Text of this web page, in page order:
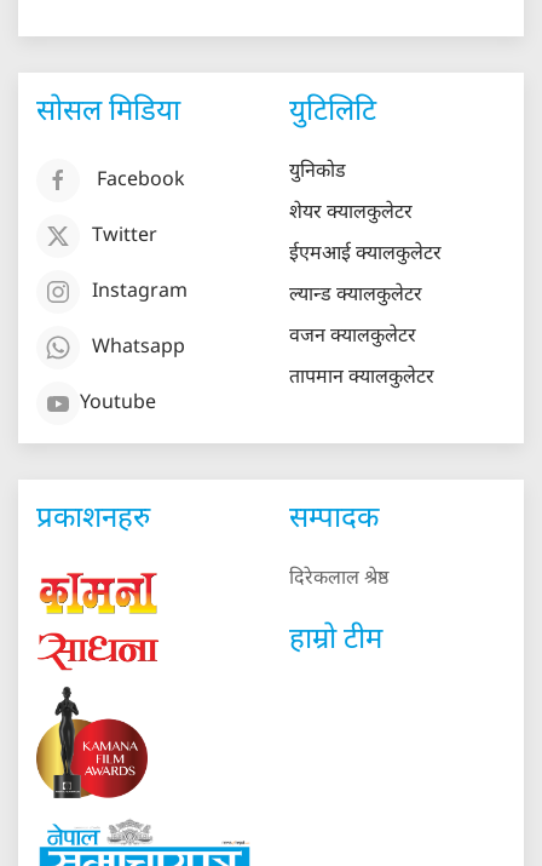
सोसल मिडिया
Facebook
Twitter
Instagram
Whatsapp
Youtube
युटिलिटि
युनिकोड
शेयर क्यालकुलेटर
ईएमआई क्यालकुलेटर
ल्यान्ड क्यालकुलेटर
वजन क्यालकुलेटर
तापमान क्यालकुलेटर
प्रकाशनहरु सम्पादक
दिरेकलाल श्रेष्ठ
हाम्रो टीम